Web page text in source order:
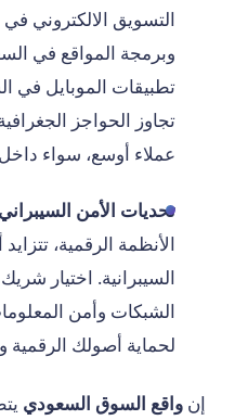
التسويق الالكتروني
وبرمجة المواقع في
تطبيقات الموبايل في
تجاوز الحواجز
عملاء أوسع، سواء
تحديات الأمن
الأنظمة الرقمية،
السيبرانية. اختيار
الشبكات وأمن
لحماية أصولك الرقمية
إن واقع السوق السعودي